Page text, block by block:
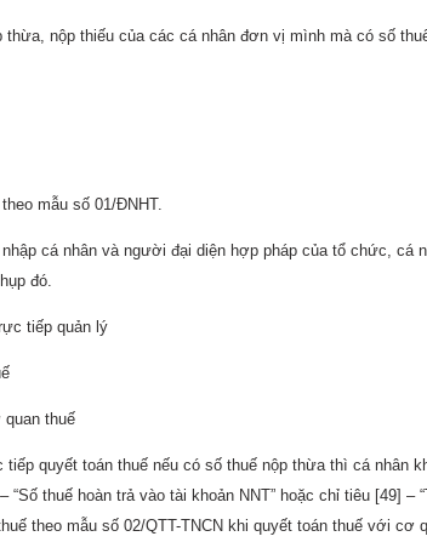
nộp thiếu của các cá nhân đơn vị mình mà có số
mẫu số 01/ĐNHT.
cá nhân và người đại diện hợp pháp của tổ chức, cá
đó.
tiếp quản lý
thuế
quyết toán thuế nếu có số thuế nộp thừa thì cá nhân
thuế hoàn trả vào tài khoản NNT” hoặc chỉ tiêu [49] –
theo mẫu số 02/QTT-TNCN khi quyết toán thuế với cơ